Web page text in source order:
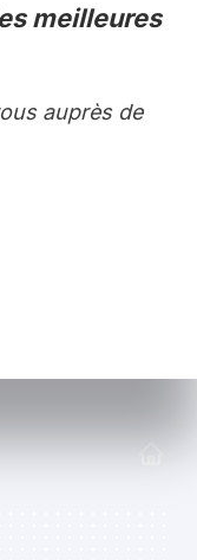
meilleures
auprès de